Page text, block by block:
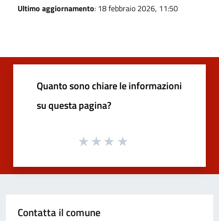
Ultimo aggiornamento: 18 febbraio 2026, 11:50
Quanto sono chiare le informazioni
su questa pagina?
Contatta il comune